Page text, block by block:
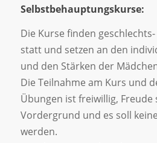
Selbstbehauptungskurse:
Die Kurse finden
statt und setzen an den
und den Stärken der
Die Teilnahme am Kurs und
Übungen ist freiwillig, Freude
Vordergrund und es soll
werden.